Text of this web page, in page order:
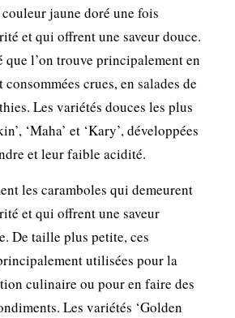
jaune doré une fois
et qui offrent une saveur douce.
que l’on trouve principalement en
crues, en salades de
Les variétés douces les plus
‘Maha’ et ‘Kary’, développées
et leur faible acidité.
les caramboles qui demeurent
et qui offrent une saveur
De taille plus petite, ces
utilisées pour la
culinaire ou pour en faire des
Les variétés ‘Golden